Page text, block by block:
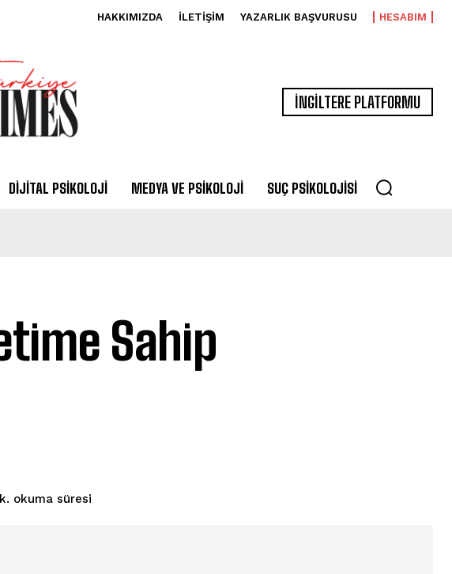
HAKKIMIZDA İLETIŞIM YAZARLIK BAŞVURUSU HESABIM
İNGİLTERE PLATFORMU
DIJITAL PSIKOLOJI MEDYA VE PSIKOLOJI SUÇ PSIKOLOJISI
Sahip
okuma süresi